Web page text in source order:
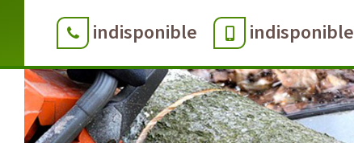
indisponible indisponible